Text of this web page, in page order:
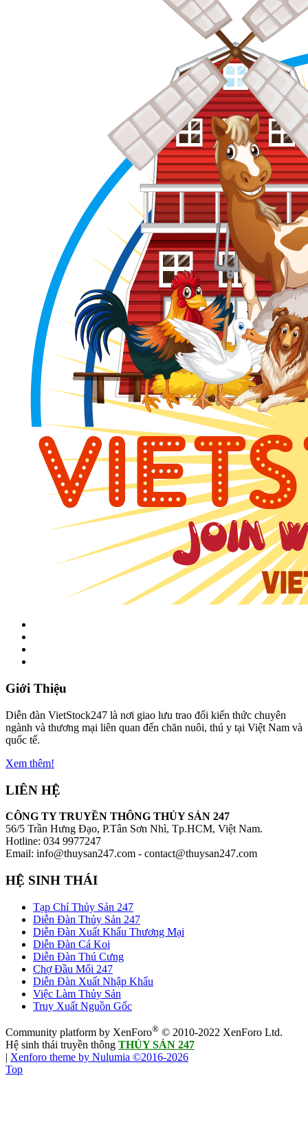
Giới Thiệu
Diễn đàn VietStock247 là nơi giao lưu trao đổi kiến thức chuyên
ngành và thương mại liên quan đến chăn nuôi, thú y tại Việt Nam và
quốc tế.
Xem thêm!
LIÊN HỆ
CÔNG TY TRUYỀN THÔNG THỦY SẢN 247
56/5 Trần Hưng Đạo, P.Tân Sơn Nhì, Tp.HCM, Việt Nam.
Hotline: 034 9977247
Email: info@thuysan247.com - contact@thuysan247.com
HỆ SINH THÁI
Tạp Chí Thủy Sản 247
Diễn Đàn Thủy Sản 247
Diễn Đàn Xuất Khẩu Thương Mại
Diễn Đàn Cá Koi
Diễn Đàn Thú Cưng
Chợ Đầu Mối 247
Diễn Đàn Xuất Nhập Khẩu
Việc Làm Thủy Sản
Truy Xuất Nguồn Gốc
Community platform by XenForo® © 2010-2022 XenForo Ltd.
Hệ sinh thái truyền thông THỦY SẢN 247
| Xenforo theme by Nulumia ©2016-2026
Top